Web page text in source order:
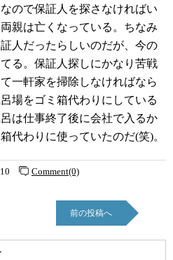
ので保証人を探さなければい
親は亡くなっている。ちなみ
人だったらしいのだが、今の
る。保証人探しにかなり苦戦
一軒家を掃除しなければなら
場をゴミ箱代わりにしている
は仕事終了後に会社で入るか
代わりに使っていたのだ(笑)。
Comment(0)
前の投稿へ